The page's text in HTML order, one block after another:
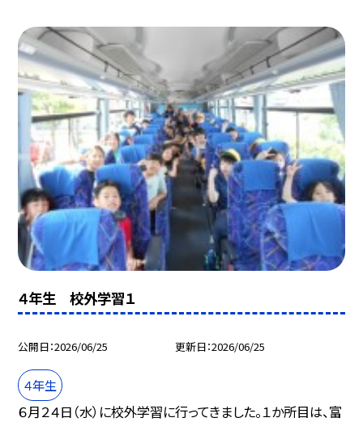
４年生 校外学習１
公開日 2026/06/25 更新日 2026/06/25
４年生
６月２４日（水）に校外学習に行ってきました。１か所目は、富